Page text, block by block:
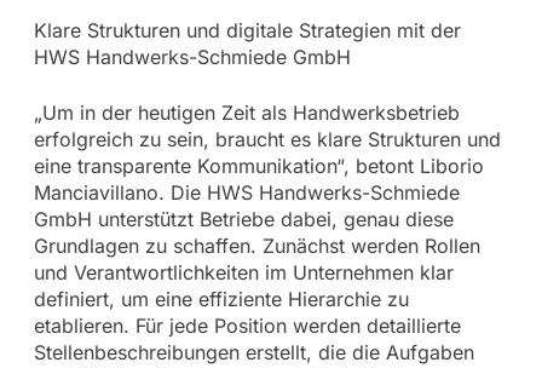
Klare Strukturen und digitale Strategien mit der
HWS Handwerks-Schmiede GmbH
„Um in der heutigen Zeit als Handwerksbetrieb
erfolgreich zu sein, braucht es klare Strukturen und
eine transparente Kommunikation“, betont Liborio
Manciavillano. Die HWS Handwerks-Schmiede
GmbH unterstützt Betriebe dabei, genau diese
Grundlagen zu schaffen. Zunächst werden Rollen
und Verantwortlichkeiten im Unternehmen klar
definiert, um eine effiziente Hierarchie zu
etablieren. Für jede Position werden detaillierte
Stellenbeschreibungen erstellt, die die Aufgaben